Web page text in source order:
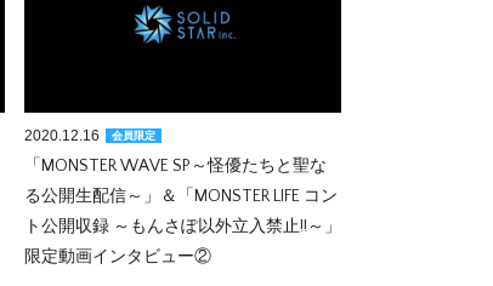
2020.12.16 会員限定
「MONSTER WAVE SP～怪優たちと聖な
る公開生配信～」＆「MONSTER LIFE コン
ト公開収録 ～もんさぽ以外立入禁止!!～」
限定動画インタビュー②